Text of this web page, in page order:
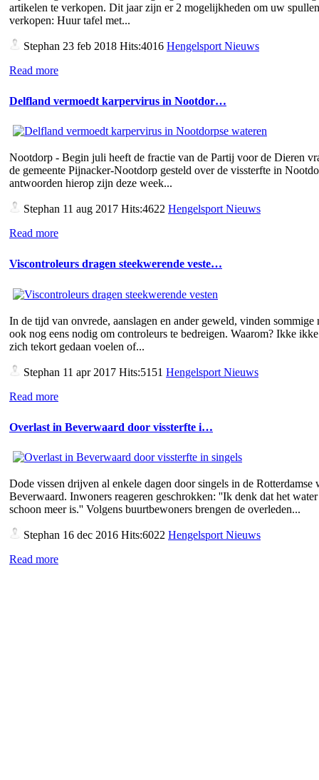
artikelen te verkopen. Dit jaar zijn er 2 mogelijkheden om uw
verkopen: Huur tafel met...
Stephan 23 feb 2018 Hits:4016 Hengelsport Nieuws
Read more
Delfland vermoedt karpervirus in Nootdor…
Nootdorp - Begin juli heeft de fractie van de Partij voor de Dieren
de gemeente Pijnacker-Nootdorp gesteld over de vissterfte in
antwoorden hierop zijn deze week...
Stephan 11 aug 2017 Hits:4622 Hengelsport Nieuws
Read more
Viscontroleurs dragen steekwerende veste…
In de tijd van onvrede, aanslagen en ander geweld, vinden sommige
ook nog eens nodig om controleurs te bedreigen. Waarom? Ikke
zich tekort gedaan voelen of...
Stephan 11 apr 2017 Hits:5151 Hengelsport Nieuws
Read more
Overlast in Beverwaard door vissterfte i…
Dode vissen drijven al enkele dagen door singels in de Rotterdamse
Beverwaard. Inwoners reageren geschrokken: ''Ik denk dat het
schoon meer is.'' Volgens buurtbewoners brengen de overleden...
Stephan 16 dec 2016 Hits:6022 Hengelsport Nieuws
Read more